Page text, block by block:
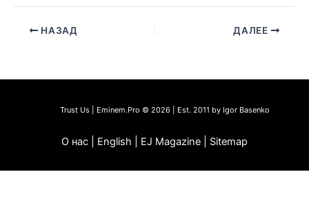
НАЗАД ДАЛЕЕ
Trust Us | Eminem.Pro © 2026 | Est. 2011 by Igor Basenko
О нас | English | EJ Magazine | Sitemap